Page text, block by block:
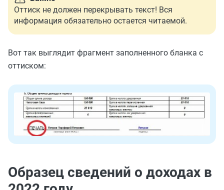
Оттиск не должен перекрывать текст! Вся
информация обязательно остается читаемой.
Вот так выглядит фрагмент заполненного бланка с
оттиском:
Образец сведений о доходах в